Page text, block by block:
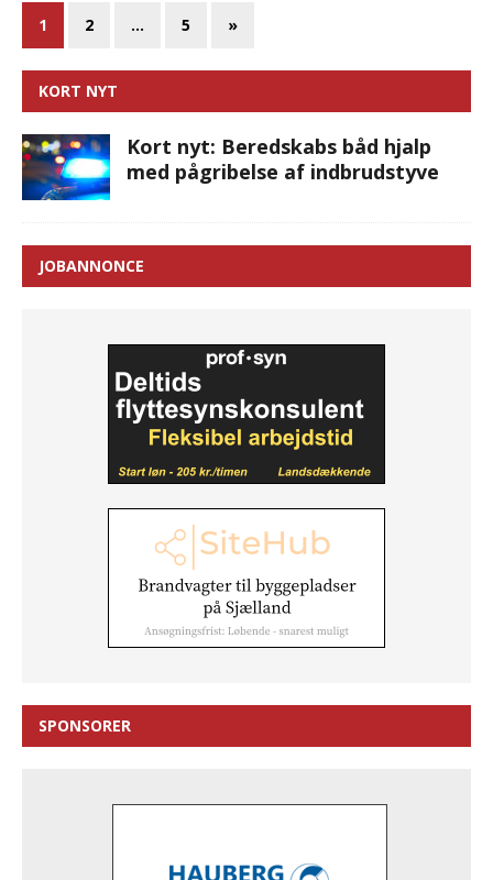
1 2 … 5 »
KORT NYT
Kort nyt: Beredskabs båd hjalp
med pågribelse af indbrudstyve
JOBANNONCE
SPONSORER